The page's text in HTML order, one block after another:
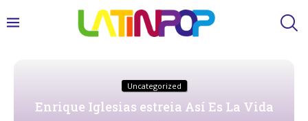
Uncategorized
Enrique Iglesias estreia Así Es La Vida